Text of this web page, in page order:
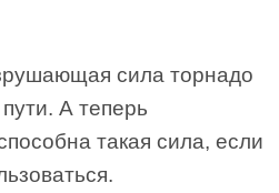
сила торнадо
А теперь
такая сила, если